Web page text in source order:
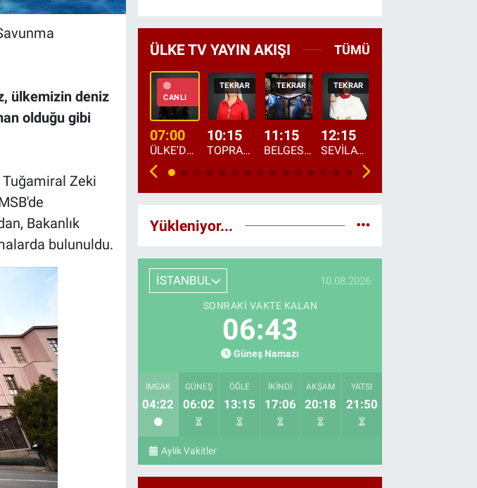
ülkemizin deniz
olduğu gibi
Tuğamiral Zeki
Bakanlık
bulunuldu.
ÜLKE TV YAYIN AKIŞI TÜMÜ
CANLI
07:00
ÜLKE'DE BU SABAH
TEKRAR
10:15
TOPRAKTAN SOFRAYA
TEKRAR
11:15
BELGESEL: "ÜLKE'NİN ALIN TERİ"
TEKRAR
12:15
SEVİLAY SUNGUR İLE ELİMİN BEREKETİ
Yükleniyor...
İSTANBUL 10.08.2026
SONRAKI VAKTE KALAN
06:42
Güneş Namazı
İMSAK
04:22
GÜNEŞ
06:02
ÖĞLE
13:15
İKINDI
17:06
AKŞAM
20:18
YATSI
21:50
Aylık Vakitler